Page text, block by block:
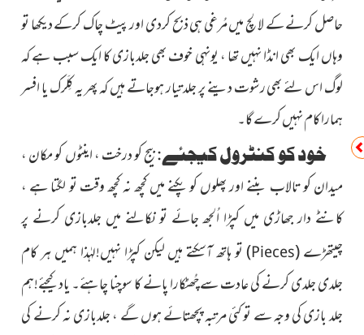
حاصل کرنے کے لالچ میں مُرغی ہی ذبح کردی اور پیٹ چاک کرکے دیکھا تو
وہاں ایک بھی انڈا نہیں تھا ، یونہی خوف بھی جلدبازی کا ایک سبب ہے کہ
لوگ اس لئے بھی رشوت دینے پر جلد تیار ہوجاتے ہیں کہ پھر یہ کِلَرک یا افسر
ہمارا کام نہیں کرے گا۔
خود کو کنٹرول کیجئے:بیج کو درخت ، اینٹوں کو مکان ،
میدان کو تالاب بننے اور پھلوں کو پکنے میں کچھ نہ کچھ وقت تو لگتا ہے ،
کانٹے دار جھاڑی میں کپڑا اُلجھ جائے تو نکالنے میں جلدبازی کرنے پر
چیتھڑے(
Pieces
)تو ہاتھ آسکتے ہیں لیکن کپڑا نہیں!لہٰذا ہمیں ہر کام
جلدی جلدی کرنے کی عادت سے چُھٹکارا پانے کا سوچنا چاہئے۔ یاد کیجئے!ہم
جلد بازی کی وجہ سے تو کئی مرتبہ پچھتائے ہوں گے ، جلدبازی نہ کرنے کی